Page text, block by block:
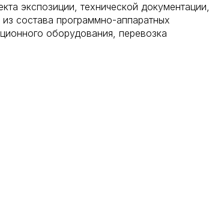
экспозиции, технической документации,
состава программно-аппаратных
оборудования, перевозка